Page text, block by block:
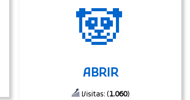
🐼
ABRIR
Visitas: (1.060)